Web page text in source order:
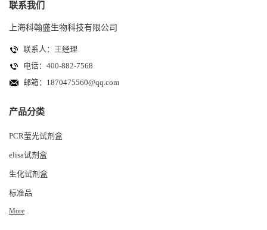
联系我们
上海科翰盛生物科技有限公司
联系人：王经理
电话：400-882-7568
邮箱： 1870475560@qq.com
产品分类
PCR莹光试剂盒
elisa试剂盒
生化试剂盒
标准品
More